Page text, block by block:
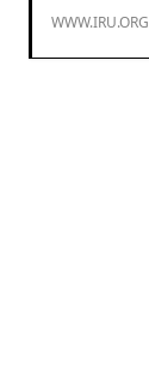
WWW.IRU.ORG